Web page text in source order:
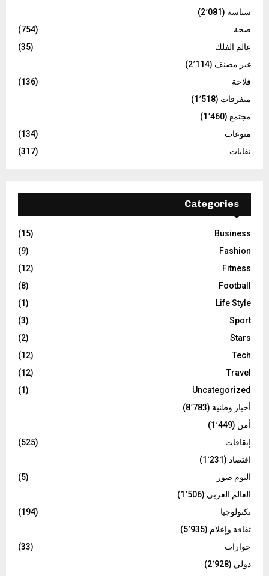
سياسة (2٬081)
صحة
(754)
عالم الفلك
(35)
غير مصنف (2٬114)
فلاحة
(136)
متفرقات (1٬518)
مجتمع (1٬460)
منوعات
(134)
نقابات
(317)
Categories
Business
(15)
Fashion
(9)
Fitness
(12)
Football
(8)
Life Style
(1)
Sport
(3)
Stars
(2)
Tech
(12)
Travel
(12)
Uncategorized
(1)
أخبار وطنية (8٬783)
أمن (1٬449)
إيقافات
(525)
اقتصاد (1٬231)
البوم صور
(5)
العالم العربي (1٬506)
تكنولوجيا
(194)
ثقافة وإعلام (5٬935)
حوارات
(33)
دولي (2٬928)